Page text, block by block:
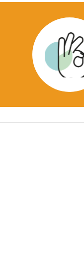
и экспорта
и денежном
недоступны
Армении,
торгах